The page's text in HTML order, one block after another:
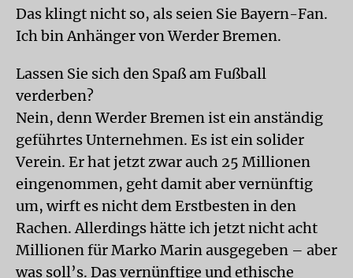
Das klingt nicht so, als seien Sie Bayern-Fan.
Ich bin Anhänger von Werder Bremen.
Lassen Sie sich den Spaß am Fußball
verderben?
Nein, denn Werder Bremen ist ein anständig
geführtes Unternehmen. Es ist ein solider
Verein. Er hat jetzt zwar auch 25 Millionen
eingenommen, geht damit aber vernünftig
um, wirft es nicht dem Erstbesten in den
Rachen. Allerdings hätte ich jetzt nicht acht
Millionen für Marko Marin ausgegeben – aber
was soll’s. Das vernünftige und ethische